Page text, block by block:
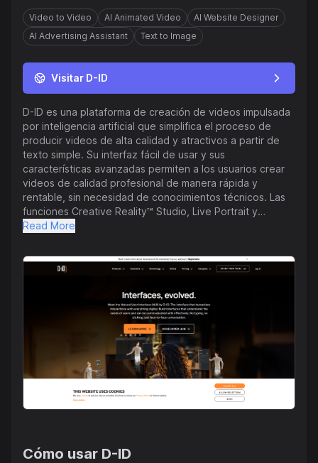
Video to Video AI Animated Video
AI Website Designer
AI Advertising Assistant
Text to Image
Visitar D-ID
D-ID es una plataforma de creación de videos impulsada
por inteligencia artificial que simplifica el proceso de
producir videos de alta calidad y atractivos a partir de
texto simple. Su interfaz fácil de usar y sus
características avanzadas permiten a los usuarios crear
videos de calidad profesional de manera rápida y
rentable, sin necesidad de conocimientos técnicos. Las
funciones Creative Reality™ Studio, Live Portrait y
Speaking Portrait de la plataforma, junto con su API
resultados fotorrealistas que han impresionado a
organizaciones líderes. D-ID ha ayudado a estas
del costo de los métodos tradicionales, ganando
reconocimiento y premios de instituciones prestigiosas.
Con NUI, puedes crear interfaces que comprendan las
necesidades de los usuarios y faciliten una comunicación
efectiva. Di adiós a escribir y hacer clic – NUI permite
conversaciones fluidas y cara a cara, haciendo que tus
experiencias digitales sean más naturales y atractivas.
Read More
Cómo usar D-ID